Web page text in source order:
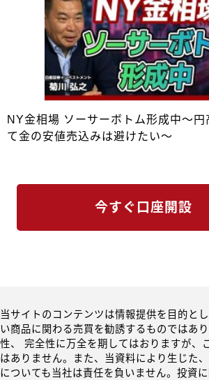
NY金相場 ソーサーボトム形成中～
て金の安値売込みは避けたい～
今すぐ口座開設
当サイトのコンテンツは情報提供を目的と
い商品に関わる売買を勧誘するものではあ
性、 完全性に万全を期してはおりますが、
はありません。また、当資料により生じた
についても当社は責任を負いません。投資に